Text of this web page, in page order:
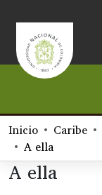
¿Qué es Eetane?
Comunidades
Navegar
Estadísticas
Inicio
Caribe
A ella
A ella